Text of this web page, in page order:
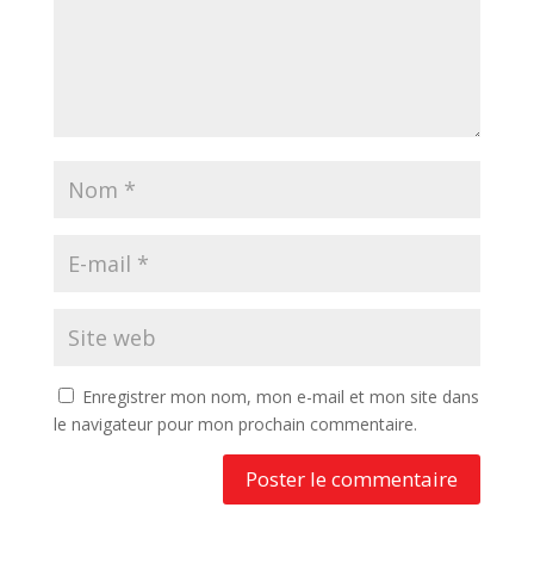
Enregistrer mon nom, mon e-mail et mon site dans
le navigateur pour mon prochain commentaire.